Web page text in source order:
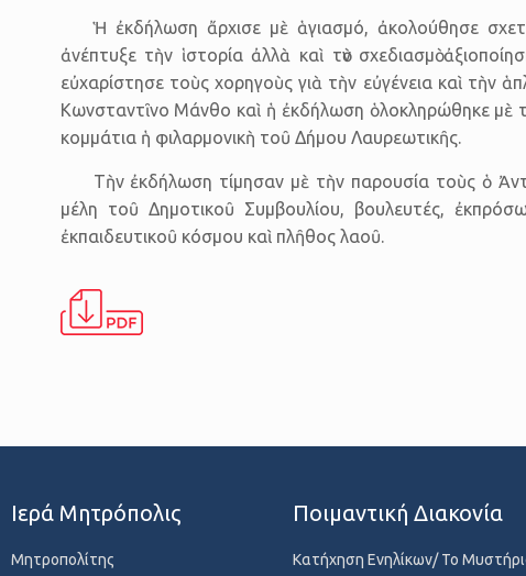
Ἡ ἐκδήλωση ἄρχισε μὲ ἁγιασμό, ἀκολούθησε
ἀνέπτυξε τὴν ἱστορία ἀλλὰ καὶ τὸν σχεδιασμὸ
εὐχαρίστησε τοὺς χορηγοὺς γιὰ τὴν εὐγένεια καὶ τὴν
Κωνσταντῖνο Μάνθο καὶ ἡ ἐκδήλωση ὁλοκληρώθηκε μὲ
κομμάτια ἡ φιλαρμονικὴ τοῦ Δήμου Λαυρεωτικῆς.
Τὴν ἐκδήλωση τίμησαν μὲ τὴν παρουσία τοὺς ὁ
μέλη τοῦ Δημοτικοῦ Συμβουλίου, βουλευτές,
ἐκπαιδευτικοῦ κόσμου καὶ πλῆθος λαοῦ.
Ιερά Μητρόπολις
Μητροπολίτης
Ποιμαντική Διακονία
Κατήχηση Ενηλίκων/ Το